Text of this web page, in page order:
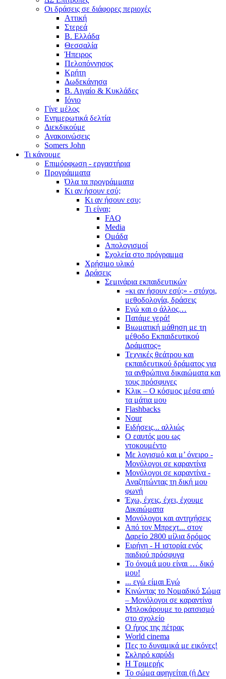
Οι δράσεις σε διάφορες περιοχές
Αττική
Στερεά
Β. Ελλάδα
Θεσσαλία
Ήπειρος
Πελοπόννησος
Κρήτη
Δωδεκάνησα
Β. Αιγαίο & Κυκλάδες
Ιόνιο
Γίνε μέλος
Ενημερωτικά δελτία
Διεκδικούμε
Ανακοινώσεις
Somers John
Τι κάνουμε
Επιμόρφωση - εργαστήρια
Προγράμματα
Όλα τα προγράμματα
Κι αν ήσουν εσύ;
Κι αν ήσουν εσυ;
Τι είναι;
FAQ
Media
Ομάδα
Απολογισμοί
Σχολεία στο πρόγραμμα
Χρήσιμο υλικό
Δράσεις
Σεμινάρια εκπαιδευτικών
«κι αν ήσουν εσύ;» - στόχοι,
μεθοδολογία, δράσεις
Εγώ και ο άλλος…
Πατάμε γερά!
Βιωματική μάθηση με τη
μέθοδο Εκπαιδευτικού
Δράματος»
Τεχνικές θεάτρου και
εκπαιδευτικού δράματος για
τα ανθρώπινα δικαιώματα και
τους πρόσφυγες
Κλικ – Ο κόσμος μέσα από
τα μάτια μου
Flashbacks
Nour
Ειδήσεις... αλλιώς
Ο εαυτός μου ως
ντοκουμέντο
Με λογισμό και μ’ όνειρο -
Μονόλογοι σε καραντίνα
Μονόλογοι σε καραντίνα -
Αναζητώντας τη δική μου
φωνή
Έχω, έχεις, έχει, έχουμε
Δικαιώματα
Μονόλογοι και αντηχήσεις
Από τον Μπρεχτ... στον
Δαρείο 2800 μίλια δρόμος
Ειρήνη - Η ιστορία ενός
παιδιού πρόσφυγα
Το όνομά μου είναι … δικό
μου!
... εγώ είμαι Εγώ
Κινώντας το Νομαδικό Σώμα
– Μονόλογοι σε καραντίνα
Μπλοκάρουμε το ρατσισμό
στο σχολείο
Ο ήχος της πέτρας
World cinema
Πες το δυναμικά με εικόνες!
Σκληρό καρύδι
Η Τριμερής
Το σώμα αφηγείται (ή Δεν